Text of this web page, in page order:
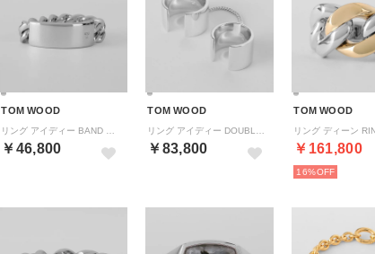
TOM WOOD
￥46,800
TOM WOOD
￥83,800
TOM WOOD
￥161,800
16%